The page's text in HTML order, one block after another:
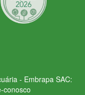
- Embrapa SAC:
conosco